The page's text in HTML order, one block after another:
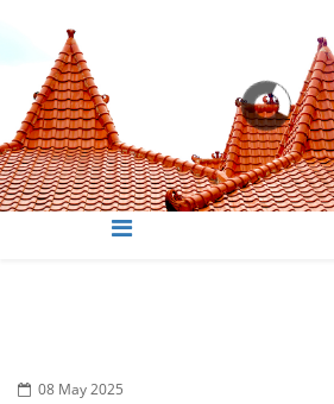
08 May 2025